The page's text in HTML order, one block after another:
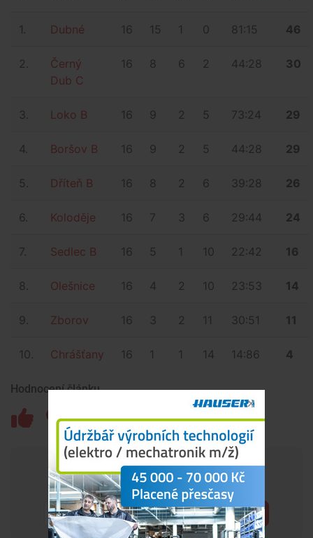
1. Dubné 16 15 1 0 81:15 46
2.
Černý
Dub C
16 8 6 2 44:28 30
3. Loko B 16 9 2 5 73:24 29
4. Boršov B 16 9 2 5 44:28 29
5. Dříteň B 16 8 2 6 39:28 26
6. Koloděje 16 7 3 6 29:44 24
7. Sedlec B 16 5 1 10 22:42 16
8. Olešnice 16 4 2 10 23:53 14
9. Zborov 16 3 2 11 30:51 11
10. Chrášťany 16 1 1 14 14:86 4
Hodnocení článku
Chceš mít přehled o tom, co se
děje kolem tebe?
Přihlásit